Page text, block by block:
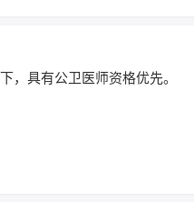
，具有公卫医师资格优先。